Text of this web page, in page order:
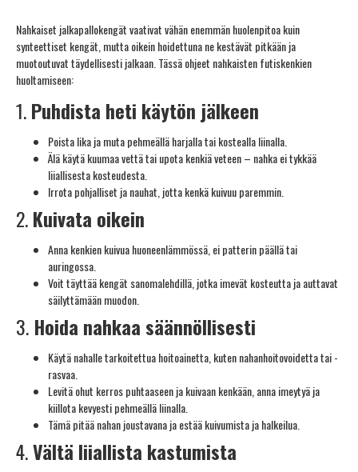
Nahkaiset jalkapallokengät vaativat vähän enemmän huolenpitoa kuin
synteettiset kengät, mutta oikein hoidettuna ne kestävät pitkään ja
muotoutuvat täydellisesti jalkaan. Tässä ohjeet nahkaisten futiskenkien
huoltamiseen:
1.Puhdista heti käytön jälkeen
Poista lika ja muta pehmeällä harjalla tai kostealla liinalla.
Älä käytä kuumaa vettä tai upota kenkiä veteen – nahka ei tykkää
liiallisesta kosteudesta.
Irrota pohjalliset ja nauhat, jotta kenkä kuivuu paremmin.
2.Kuivata oikein
Anna kenkien kuivua huoneenlämmössä, ei patterin päällä tai
auringossa.
Voit täyttää kengät sanomalehdillä, jotka imevät kosteutta ja auttavat
säilyttämään muodon.
3. Hoida nahkaa säännöllisesti
Käytä nahalle tarkoitettua hoitoainetta, kuten nahanhoitovoidetta tai -
rasvaa.
Levitä ohut kerros puhtaaseen ja kuivaan kenkään, anna imeytyä ja
kiillota kevyesti pehmeällä liinalla.
Tämä pitää nahan joustavana ja estää kuivumista ja halkeilua.
4.Vältä liiallista kastumista